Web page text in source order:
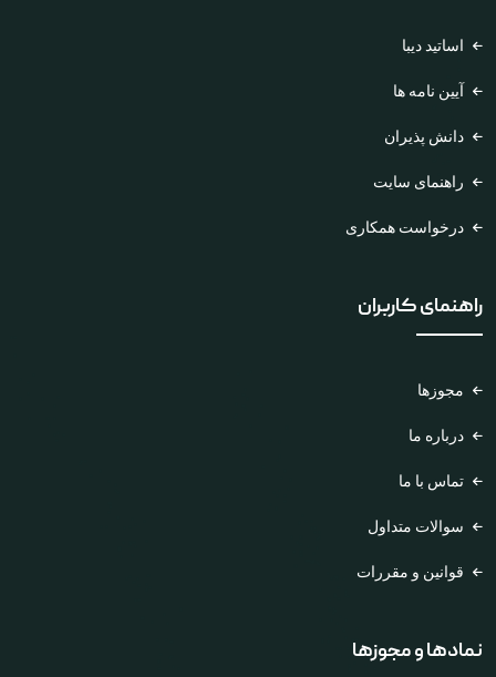
اساتید دیبا
آیین نامه ها
دانش پذیران
راهنمای سایت
درخواست همکاری
راهنمای کاربران
مجوزها
درباره ما
تماس با ما
سوالات متداول
قوانین و مقررات
نمادها و مجوزها